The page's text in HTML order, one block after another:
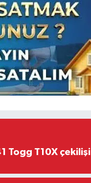
Togg T10X çekilişi